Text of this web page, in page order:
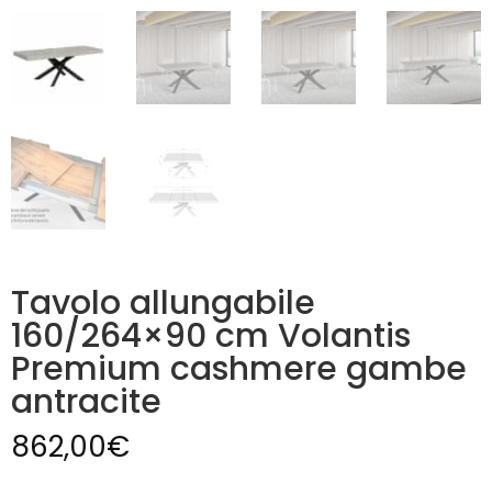
Tavolo allungabile
160/264×90 cm Volantis
Premium cashmere gambe
antracite
862,00€